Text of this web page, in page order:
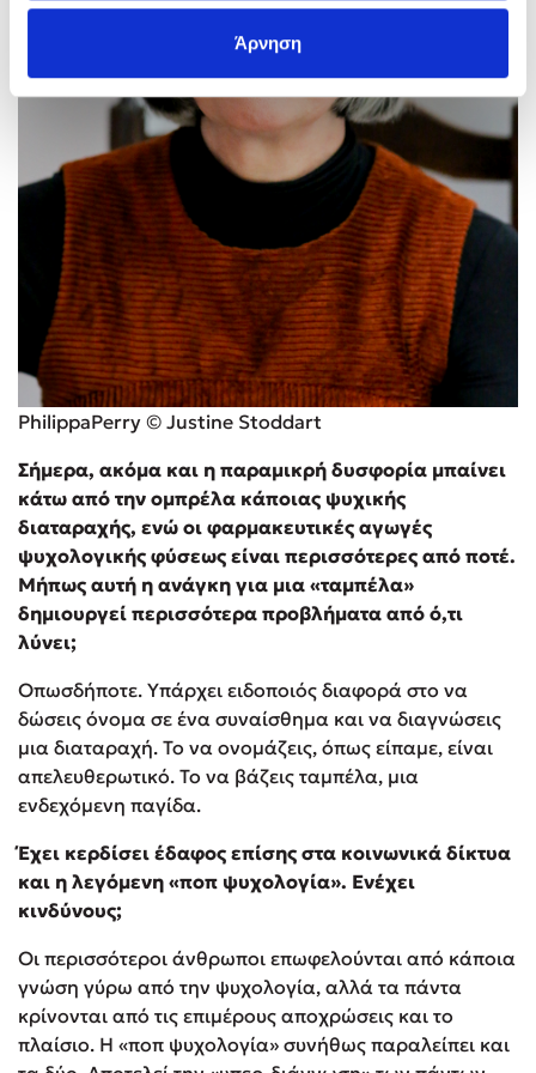
Άρνηση
PhilippaPerry © Justine Stoddart
Σήμερα, ακόμα και η παραμικρή δυσφορία μπαίνει
κάτω από την ομπρέλα κάποιας ψυχικής
διαταραχής, ενώ οι φαρμακευτικές αγωγές
ψυχολογικής φύσεως είναι περισσότερες από ποτέ.
Μήπως αυτή η ανάγκη για μια «ταμπέλα»
δημιουργεί περισσότερα προβλήματα από ό,τι
λύνει;
Οπωσδήποτε. Υπάρχει ειδοποιός διαφορά στο να
δώσεις όνομα σε ένα συναίσθημα και να διαγνώσεις
μια διαταραχή. Το να ονομάζεις, όπως είπαμε, είναι
απελευθερωτικό. Το να βάζεις ταμπέλα, μια
ενδεχόμενη παγίδα.
Έχει κερδίσει έδαφος επίσης στα κοινωνικά δίκτυα
και η λεγόμενη «ποπ ψυχολογία». Ενέχει
κινδύνους;
Οι περισσότεροι άνθρωποι επωφελούνται από κάποια
γνώση γύρω από την ψυχολογία, αλλά τα πάντα
κρίνονται από τις επιμέρους αποχρώσεις και το
πλαίσιο. Η «ποπ ψυχολογία» συνήθως παραλείπει και